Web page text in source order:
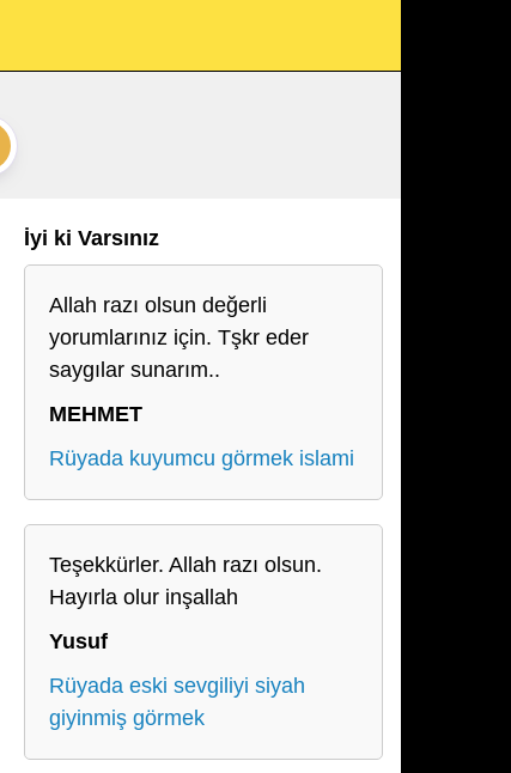
İyi ki Varsınız
Allah razı olsun değerli
yorumlarınız için. Tşkr eder
saygılar sunarım..
MEHMET
Rüyada kuyumcu görmek islami
Teşekkürler. Allah razı olsun.
Hayırla olur inşallah
Yusuf
Rüyada eski sevgiliyi siyah
giyinmiş görmek